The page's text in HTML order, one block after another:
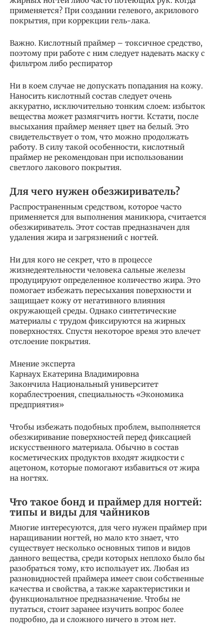
применяется? При создании гелевого, акрилового
покрытия, при коррекции гель-лака.
Важно. Кислотный праймер – токсичное средство,
поэтому при работе с ним следует надевать маску с
фильтром либо респиратор
Ни в коем случае не допускать попадания на кожу.
Наносить кислотный состав следует очень
аккуратно, исключительно тонким слоем: избыток
вещества может размягчить ногти. Кстати, после
высыхания праймер меняет цвет на белый. Это
свидетельствует о том, что можно продолжать
работу. В силу такой особенности, кислотный
праймер не рекомендован при использовании
светлого лакового покрытия.
Для чего нужен обезжириватель?
Распространенным средством, которое часто
применяется для выполнения маникюра, считается
обезжириватель. Этот состав предназначен для
удаления жира и загрязнений с ногтей.
Ни для кого не секрет, что в процессе
жизнедеятельности человека сальные железы
продуцируют определенное количество жира. Это
помогает избежать пересыхания поверхности и
защищает кожу от негативного влияния
окружающей среды. Однако синтетические
материалы с трудом фиксируются на жирных
поверхностях. Спустя некоторое время это влечет
отслоение покрытия.
Мнение эксперта
Карнаух Екатерина Владимировна
Закончила Национальный университет
кораблестроения, специальность «Экономика
предприятия»
Чтобы избежать подобных проблем, выполняется
обезжиривание поверхностей перед фиксацией
искусственного материала. Обычно в состав
косметических продуктов входят жидкости с
ацетоном, которые помогают избавиться от жира
на ногтях.
Что такое бонд и праймер для ногтей:
типы и виды для чайников
Многие интересуются, для чего нужен праймер при
наращивании ногтей, но мало кто знает, что
существует несколько основных типов и видов
данного вещества, среди которых неплохо было бы
разобраться тому, кто использует их. Любая из
разновидностей праймера имеет свои собственные
качества и свойства, а также характеристики и
функциональтное предназначение. Чтобы не
путаться, стоит заранее изучить вопрос более
подробно, да и сложного ничего в этом нет.